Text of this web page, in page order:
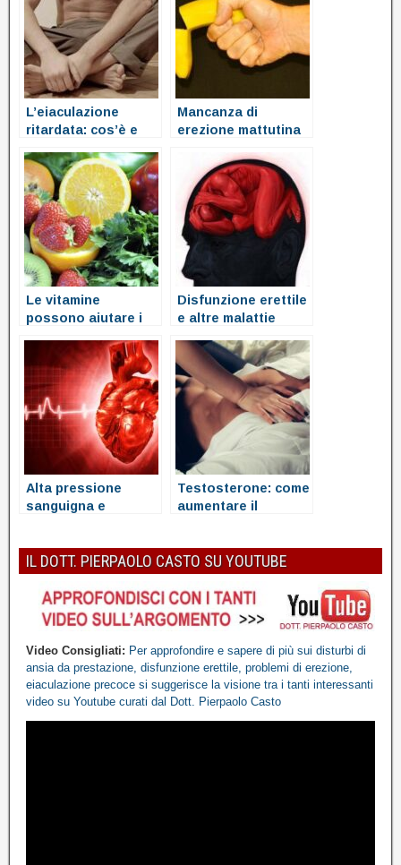
L’eiaculazione
ritardata: cos’è e
Mancanza di
erezione mattutina
Le vitamine
possono aiutare i
Disfunzione erettile
e altre malattie
Alta pressione
sanguigna e
Testosterone: come
aumentare il
IL DOTT. PIERPAOLO CASTO SU YOUTUBE
Video Consigliati: Per approfondire e sapere di più sui disturbi di
ansia da prestazione, disfunzione erettile, problemi di erezione,
eiaculazione precoce si suggerisce la visione tra i tanti interessanti
video su Youtube curati dal Dott. Pierpaolo Casto